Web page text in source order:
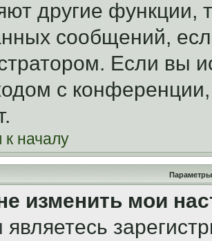
другие функции,
сообщений,
Если вы
с
к началу
Параметры
изменить мои